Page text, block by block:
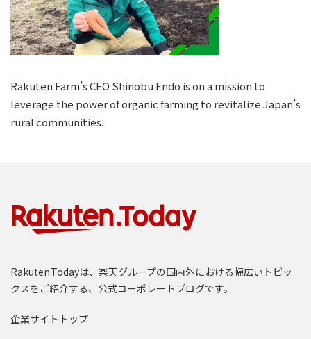
Rakuten Farm’s CEO Shinobu Endo is on a mission to
leverage the power of organic farming to revitalize Japan’s
rural communities.
Rakuten.Todayは、楽天グループの国内外における幅広いトピッ
クスをご紹介する、公式コーポレートブログです。
企業サイトトップ